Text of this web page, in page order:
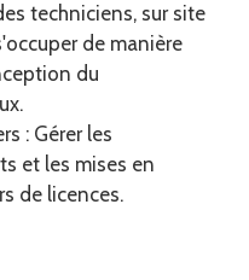
techniciens, sur site
de manière
du
: Gérer les
et les mises en
de licences.